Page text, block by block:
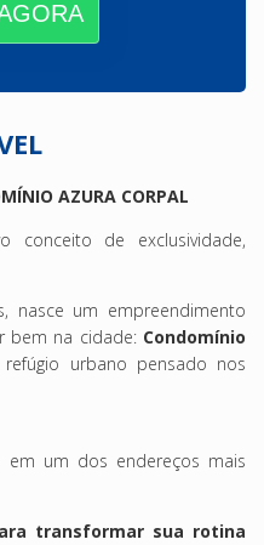
AZURA CORPAL
conceito de exclusividade,
nasce um empreendimento
bem na cidade: Condomínio
urbano pensado nos
em um dos endereços mais
transformar sua rotina